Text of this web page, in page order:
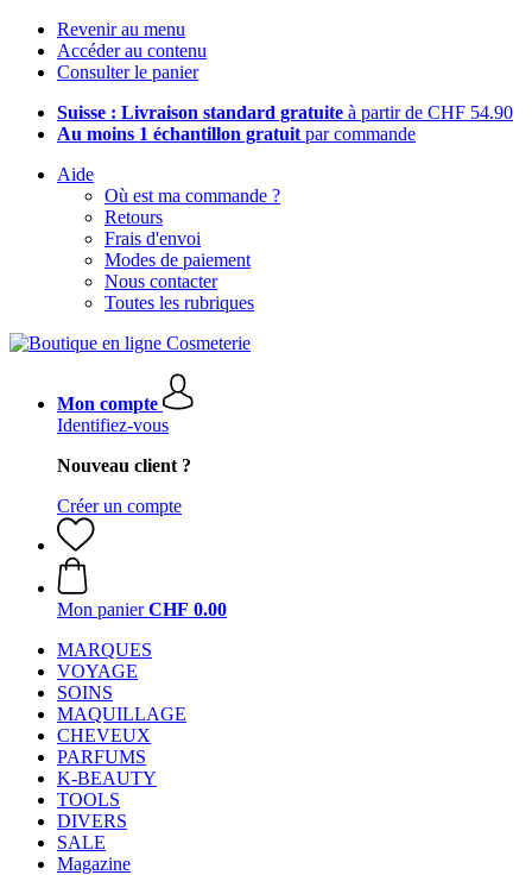
Revenir au menu
Accéder au contenu
Consulter le panier
Suisse : Livraison standard gratuite à partir de CHF 54.90
Au moins 1 échantillon gratuit par commande
Aide
Où est ma commande ?
Retours
Frais d'envoi
Modes de paiement
Nous contacter
Toutes les rubriques
Mon compte
Identifiez-vous
Nouveau client ?
Créer un compte
Mon panier CHF 0.00
MARQUES
VOYAGE
SOINS
MAQUILLAGE
CHEVEUX
PARFUMS
K-BEAUTY
TOOLS
DIVERS
SALE
Magazine